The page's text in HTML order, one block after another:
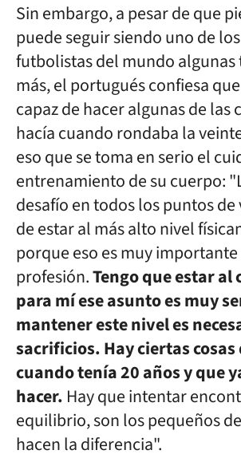
Sin embargo, a pesar de que
puede seguir siendo uno de
futbolistas del mundo
más, el portugués confiesa
capaz de hacer algunas de las
hacía cuando rondaba la
eso que se toma en serio el
entrenamiento de su cuerpo:
desafío en todos los puntos de
de estar al más alto nivel
porque eso es muy
profesión.Tengo que estar al
para mí ese asunto es muy
mantener este nivel es
sacrificios. Hay ciertas cosas
cuando tenía 20 años y que
hacer. Hay que intentar
equilibrio, son los pequeños
hacen la diferencia".